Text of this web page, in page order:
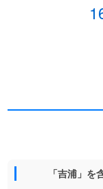
「吉浦」